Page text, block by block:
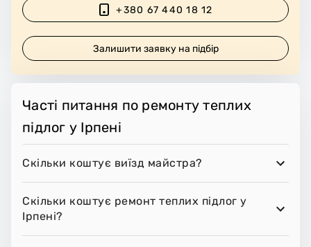
+380 67 440 18 12
Залишити заявку на підбір
Часті питання по ремонту теплих
підлог у Ірпені
Скільки коштує виїзд майстра?
Скільки коштує ремонт теплих підлог у
Ірпені?